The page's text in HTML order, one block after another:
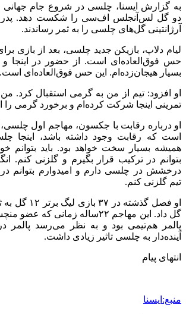
به گزارش ایسنا، چلسی در شروع جام جهانی
دو گل لس‌آنجلس اف‌سی را شکست دهد. پدرو
آرژانتینی گل‌های چلسی را به ثمر رساندند.
لیام دلاپ، بازیکن جدید چلسی، بعد از بازی
حس فوق‌العاده‌ای است. از حضور در اینجا و
بسیار هیجان‌زده‌ام. این حس فوق‌العاده‌ای است.
او افزود: تیم از من به گرمی استقبال کرد.
تمرینی اینجا شرکت کرده‌ام و برخورد گرمی را
او درباره رقابت با جکسون، مهاجم اول
است که رقابت وجود داشته باشد، اینجا
همیشه بسیار سخت خواهد بود. باید بتوانم
بتوانم در ترکیب قرار بگیرم و گلزنی کنم.
درخشش در چلسی دارم و امیدوارم بتوانم در
تیم گلزنی کنم.
او فصل گذشته
گل داد. این مهاجم ۲۲ساله زمانی
پالمر هم‌تیمی بود و به نظر می‌رسد پالمر در
آینده‌دار به چلسی تاثیر زیادی داشت.
انتهای پیام
منبع:ایسنا